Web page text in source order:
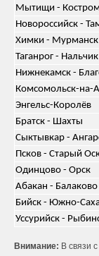
Мытищи -
Новороссийск -
Химки - Мурманск
Таганрог - Нальчик
Нижнекамск -
Комсомольск-на-
Энгельс-Королёв
Братск - Шахты
Сыктывкар -
Псков - Старый
Одинцово - Орск
Абакан - Балаково
Бийск - Южно-
Уссурийск -
Внимание: В связи